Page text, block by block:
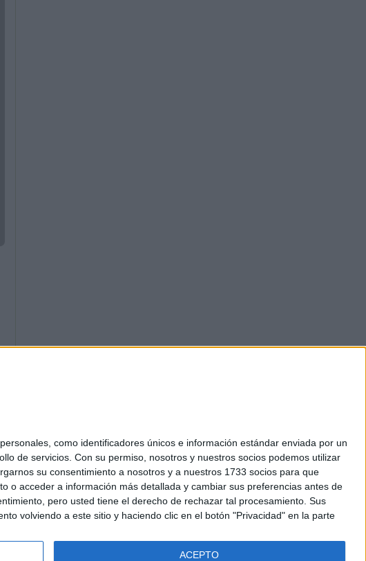
como identificadores únicos e información estándar enviada por un
de servicios. Con su permiso, nosotros y nuestros socios podemos utilizar
su consentimiento a nosotros y a nuestros 1733 socios para que
o acceder a información más detallada y cambiar sus preferencias antes de
pero usted tiene el derecho de rechazar tal procesamiento. Sus
volviendo a este sitio y haciendo clic en el botón "Privacidad" en la parte
ACEPTO
de cookies
- Tel. +34 91 593 2767